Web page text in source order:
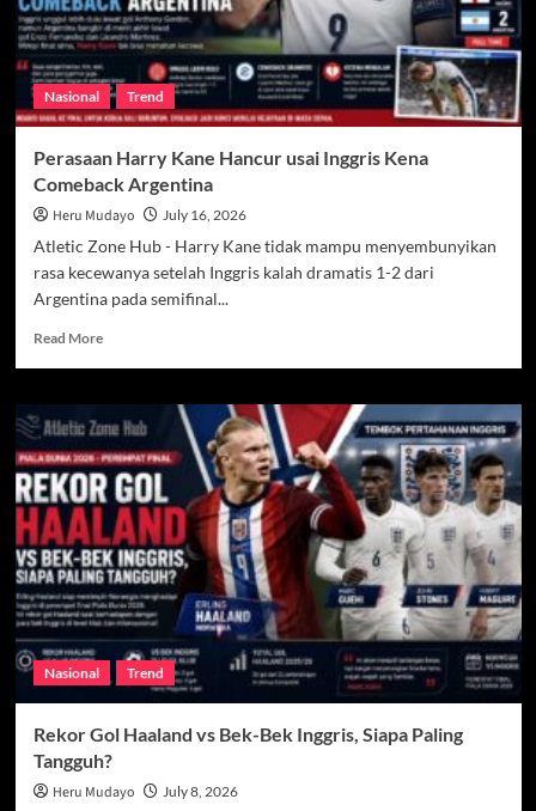
Nasional Trend
Perasaan Harry Kane Hancur usai Inggris Kena
Comeback Argentina
Heru Mudayo July 16, 2026
Atletic Zone Hub - Harry Kane tidak mampu menyembunyikan
rasa kecewanya setelah Inggris kalah dramatis 1-2 dari
Argentina pada semifinal...
Read MoreRead
Perasaan
Harry
Kane
Hancur
usai
Inggris
Kena
Comeback
Argentina
Nasional Trend
Rekor Gol Haaland vs Bek-Bek Inggris, Siapa Paling
Tangguh?
Heru Mudayo July 8, 2026